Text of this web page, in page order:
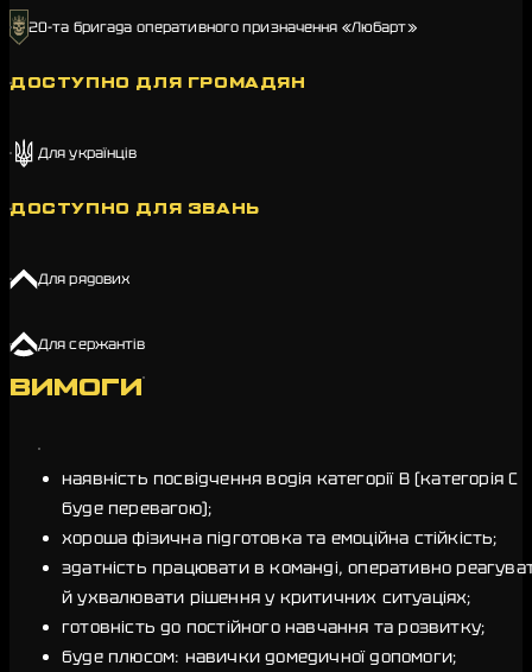
20-та бригада оперативного призначення «Любарт»
ДОСТУПНО ДЛЯ ГРОМАДЯН
Для українців
ДОСТУПНО ДЛЯ ЗВАНЬ
Для рядових
Для сержантів
ВИМОГИ
наявність посвідчення водія категорії B (категорія C
буде перевагою);
хороша фізична підготовка та емоційна стійкість;
здатність працювати в команді, оперативно
й ухвалювати рішення у критичних ситуаціях;
готовність до постійного навчання та розвитку;
буде плюсом: навички домедичної допомоги;